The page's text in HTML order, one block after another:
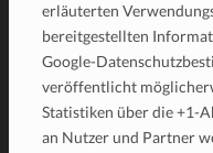
erläuterten
bereitgestellten
Google-
veröffentlicht
Statistiken über die +1-
an Nutzer und Partner